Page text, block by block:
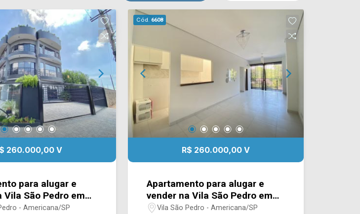
260.000,00 V
para alugar e
Vila São Pedro em
SP.- Americana/SP
Cód. 6608
R$ 260.000,00 V
Apartamento para alugar e
vender na Vila São Pedro em
Americana/SP.
Vila São Pedro - Americana/SP